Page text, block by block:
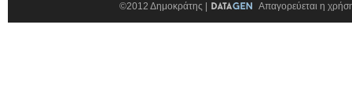
©2012 Δημοκράτης | Απαγορεύεται η